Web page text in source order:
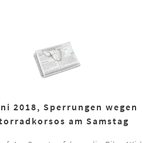
2018, Sperrungen wegen
am Samstag